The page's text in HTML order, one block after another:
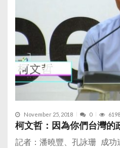
November 25, 2018 0 6198
柯文哲：因為你們台灣的
記者：潘曉豐、孔詠珊 成功